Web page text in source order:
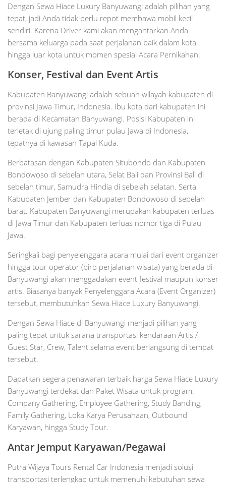
Dengan Sewa Hiace Luxury Banyuwangi adalah pilihan yang
tepat, jadi Anda tidak perlu repot membawa mobil kecil
sendiri. Karena Driver kami akan mengantarkan Anda
bersama keluarga pada saat perjalanan baik dalam kota
hingga luar kota untuk momen spesial Acara Pernikahan.
Konser, Festival dan Event Artis
Kabupaten Banyuwangi adalah sebuah wilayah kabupaten di
provinsi Jawa Timur, Indonesia. Ibu kota dari kabupaten ini
berada di Kecamatan Banyuwangi. Posisi Kabupaten ini
terletak di ujung paling timur pulau Jawa di Indonesia,
tepatnya di kawasan Tapal Kuda.
Berbatasan dengan Kabupaten Situbondo dan Kabupaten
Bondowoso di sebelah utara, Selat Bali dan Provinsi Bali di
sebelah timur, Samudra Hindia di sebelah selatan. Serta
Kabupaten Jember dan Kabupaten Bondowoso di sebelah
barat. Kabupaten Banyuwangi merupakan kabupaten terluas
di Jawa Timur dan Kabupaten terluas nomor tiga di Pulau
Jawa.
Seringkali bagi penyelenggara acara mulai dari event organizer
hingga tour operator (biro perjalanan wisata) yang berada di
Banyuwangi akan menggadakan event festival maupun konser
artis. Biasanya banyak Penyelenggara Acara (Event Organizer)
tersebut, membutuhkan Sewa Hiace Luxury Banyuwangi.
Dengan Sewa Hiace di Banyuwangi menjadi pilihan yang
paling tepat untuk sarana transportasi kendaraan Artis /
Guest Star, Crew, Talent selama event berlangsung di tempat
tersebut.
Dapatkan segera penawaran terbaik harga Sewa Hiace Luxury
Banyuwangi terdekat dan Paket Wisata untuk program:
Company Gathering, Employee Gathering, Study Banding,
Family Gathering, Loka Karya Perusahaan, Outbound
Karyawan, hingga Study Tour.
Antar Jemput Karyawan/Pegawai
Putra Wijaya Tours Rental Car Indonesia menjadi solusi
transportasi terlengkap untuk memenuhi kebutuhan sewa